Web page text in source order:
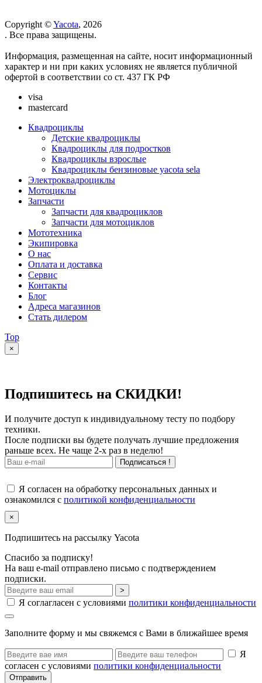
Copyright ©Yacota, 2026
. Все права защищены.
Информация, размещенная на сайте, носит информационный
характер и ни при каких условиях не является публичной
офертой в соответствии со ст. 437 ГК РФ
visa
mastercard
Квадроциклы
Детские квадроциклы
Квадроциклы для подростков
Квадроциклы взрослые
Квадроциклы бензиновые yacota sela
Электроквадроциклы
Мотоциклы
Запчасти
Запчасти для квадроциклов
Запчасти для мотоциклов
Мототехника
Экипировка
О нас
Оплата и доставка
Сервис
Контакты
Блог
Адреса магазинов
Стать дилером
Top
×
Подпишитесь на СКИДКИ!
И получите доступ к индивидуальному тесту по подбору
техники.
После подписки вы будете получать лучшие предложения
раньше всех. Не чаще 2-х раз в неделю!
Подписаться !
Я согласен на обработку персональных данных и
ознакомился с политикой конфиденциальности
×
Подпишитесь на рассылку Yacota
Спасибо за подписку!
На ваш e-mail отправлено письмо с подтверждением
подписки.
>
Я соглагласен с условиями политики конфиденциальности
Заполните форму и мы свяжемся с Вами в ближайшее время
Я
согласен с условиями политики конфиденциальности
Отправить